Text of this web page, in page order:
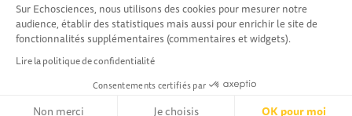
Sur Echosciences, nous utilisons des cookies pour mesurer notre
audience, établir des statistiques mais aussi pour enrichir le site de
fonctionnalités supplémentaires (commentaires et widgets).
Lire la politique de confidentialité
Consentements certifiés par
Non merci Je choisis OK pour moi
Mentions légales|Politique de confidentialité|CGU
|Ligne éditoriale